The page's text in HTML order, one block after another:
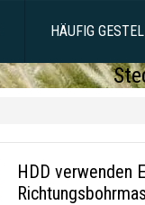
HÄUFIG
HDD verwenden